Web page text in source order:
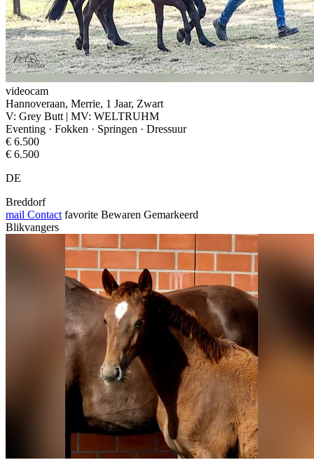
videocam
Hannoveraan, Merrie, 1 Jaar, Zwart
V: Grey Butt | MV: WELTRUHM
Eventing · Fokken · Springen · Dressuur
€ 6.500
€ 6.500
DE
Breddorf
mail Contact favorite Bewaren Gemarkeerd
Blikvangers